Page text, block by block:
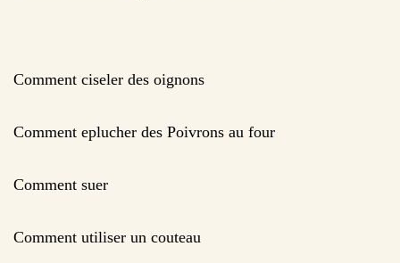
Comment ciseler des oignons
Comment eplucher des Poivrons au four
Comment suer
Comment utiliser un couteau